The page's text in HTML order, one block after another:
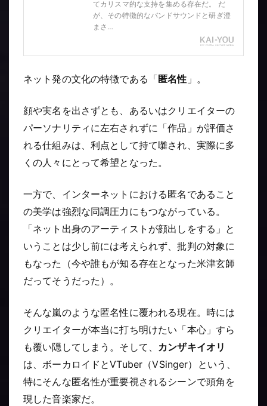
てカリスマ的な支持を集める存在だ。 だ
が、その特徴的なバンドサウンドと研ぎ澄
まさ…
ネット発の文化の特徴である「匿名性 」。
顔や実名を出さずとも、あるいはクリエイターの
パーソナリティに左右されずに「作品」が評価さ
れる仕組みは、利点として持て囃され、実際に多
くの人々にとって希望となった。
一方で、インターネットにおける匿名であること
の美学は強烈な同調圧力にもつながっている。
「ネット出身のアーティストが顔出しをする」と
いうことは少し前には考えられず、批判の対象に
もなった（今や誰もが知る存在となった米津玄師
だってそうだった）。
そんな嵐のような匿名性に覆われる現在。時には
クリエイターが本当に打ち明けたい「本心」すら
も覆い隠してしまう。そして、 カンザキイオリ
は、ボーカロイドとVTuber（VSinger）という、
特にそんな匿名性が重要視されるシーンで頭角を
現した音楽家だ。